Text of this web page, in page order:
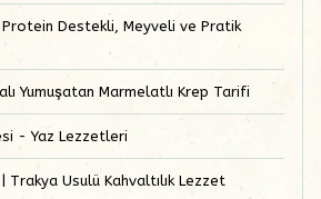
Protein Destekli, Meyveli ve Pratik
Yumuşatan Marmelatlı Krep Tarifi
- Yaz Lezzetleri
Trakya Usulü Kahvaltılık Lezzet